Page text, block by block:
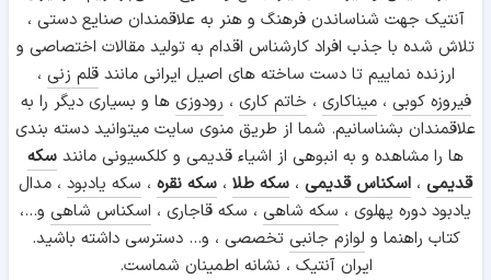
آنتیک جهت شناساندن فرهنگ و هنر به علاقمندان صنایع دستی ،
تلاش شده با جذب افراد کارشناس اقدام به تولید مقالات اختصاصی و
ارزنده نماییم تا دست ساخته های اصیل ایرانی مانندقلم زنی ،
فیروزه کوبی ،میناکاری ، خاتم کاری ، رودوزی ها و بسیاری دیگر را به
علاقمندان بشناسانیم. شما از طریق منوی سایت میتوانید دسته بندی
ها را مشاهده و به انبوهی از اشیاء قدیمی و کلکسیونی مانند سکه
قدیمی ، اسکناس قدیمی ، سکه طلا ، سکه نقره ، سکه یادبود ، مدال
یادبود دوره پهلوی ، سکه شاهی ، سکه قاجاری ، اسکناس شاهی و...،
کتاب راهنما و لوازم جانبی تخصصی ، و... دسترسی داشته باشید.
ایران آنتیک ، نشانه اطمینان شماست.